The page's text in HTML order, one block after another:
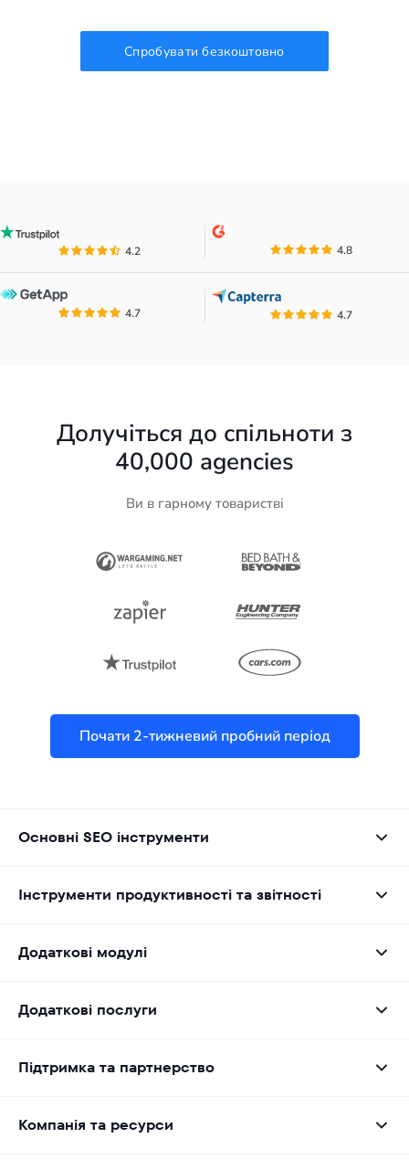
Спробувати безкоштовно
4.2 4.8
4.7 4.7
Долучіться до спільноти з
40,000 agencies
Ви в гарному товаристві
Почати 2-тижневий пробний період
Основні SEO інструменти
Інструменти продуктивності та звітності
Додаткові модулі
Додаткові послуги
Підтримка та партнерство
Компанія та ресурси